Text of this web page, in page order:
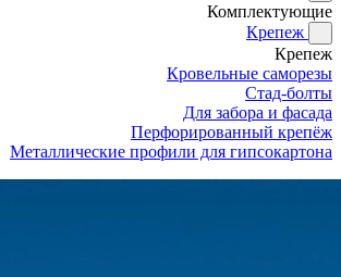
Комплектующие
Крепеж
Крепеж
Кровельные саморезы
Стад-болты
Для забора и фасада
Перфорированный крепёж
Металлические профили для гипсокартона